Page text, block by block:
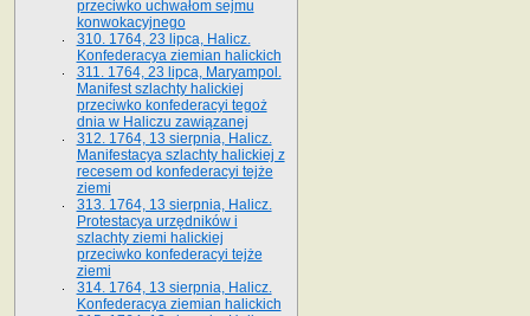
przeciwko uchwałom sejmu
konwokacyjnego
310. 1764, 23 lipca, Halicz.
Konfederacya ziemian halickich
311. 1764, 23 lipca, Maryampol.
Manifest szlachty halickiej
przeciwko konfederacyi tegoż
dnia w Haliczu zawiązanej
312. 1764, 13 sierpnia, Halicz.
Manifestacya szlachty halickiej z
recesem od konfederacyi tejże
ziemi
313. 1764, 13 sierpnia, Halicz.
Protestacya urzędników i
szlachty ziemi halickiej
przeciwko konfederacyi tejże
ziemi
314. 1764, 13 sierpnia, Halicz.
Konfederacya ziemian halickich